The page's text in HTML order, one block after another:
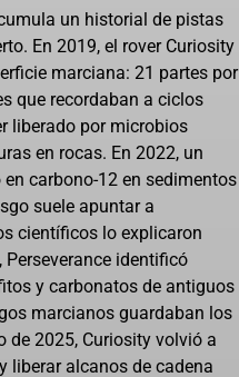
un historial de pistas
En 2019, el rover Curiosity
marciana: 21 partes por
que recordaban a ciclos
liberado por microbios
en rocas. En 2022, un
carbono-12 en sedimentos
suele apuntar a
científicos lo explicaron
identificó
y carbonatos de antiguos
marcianos guardaban los
de 2025, Curiosity volvió a
liberar alcanos de cadena